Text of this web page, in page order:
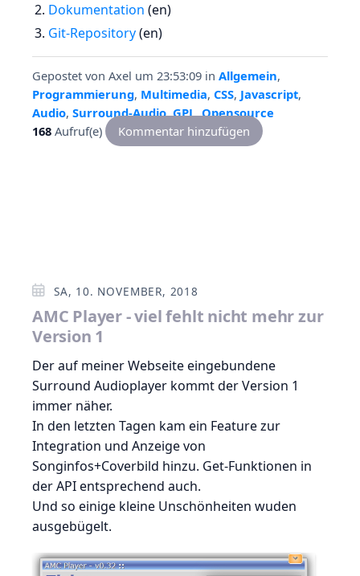
Dokumentation (en)
Git-Repository(en)
Gepostet von Axel um 23:53:09 in Allgemein,
Programmierung, Multimedia, CSS, Javascript,
Audio, Surround-Audio,GPL,Opensource
168 Aufruf(e) Kommentar hinzufügen
SA, 10. NOVEMBER, 2018
AMC Player - viel fehlt nicht mehr zur
Version 1
Der auf meiner Webseite eingebundene
Surround Audioplayer kommt der Version 1
immer näher.
In den letzten Tagen kam ein Feature zur
Integration und Anzeige von
Songinfos+Coverbild hinzu. Get-Funktionen in
der API entsprechend auch.
Und so einige kleine Unschönheiten wuden
ausgebügelt.